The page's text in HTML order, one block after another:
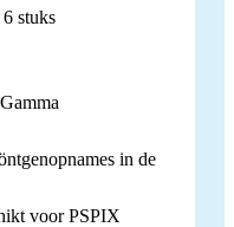
6 stuks
in de
voor PSPIX